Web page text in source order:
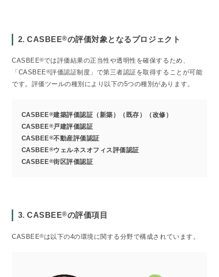
2. CASBEE®の評価対象となるプロジェクト
CASBEE®では評価結果の正当性や透明性を確保するため、
「CASBEE®評価認証制度」で第三者認証を取得することが可能
です。評価ツールの種別により以下の5つの種別があります。
CASBEE®建築評価認証（新築）（既存）（改修）
CASBEE®戸建評価認証
CASBEE®不動産評価認証
CASBEE®ウェルネスオフィス評価認証
CASBEE®街区評価認証
3. CASBEE®の評価項目
CASBEE®は以下の4の環境に関する分野で構成されています。